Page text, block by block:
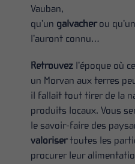
Vauban,
qu’un galvacherou
l’auront connu…
Retrouvez l’époque où
un Morvan aux terres
il fallait tout tirer de la
produits locaux. Vous
le savoir-faire des
valorisertoutes les
procurer leur